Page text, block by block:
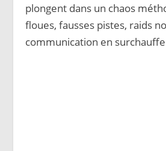
plongent dans un chaos
floues, fausses pistes, raids
communication en